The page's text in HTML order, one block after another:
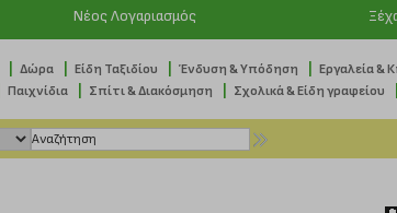
Νέος Λογαριασμός
Δώρα Είδη Ταξιδίου Ένδυση & Υπόδηση Εργαλεία &
Παιχνίδια Σπίτι & Διακόσμηση Σχολικά & Είδη γραφείου